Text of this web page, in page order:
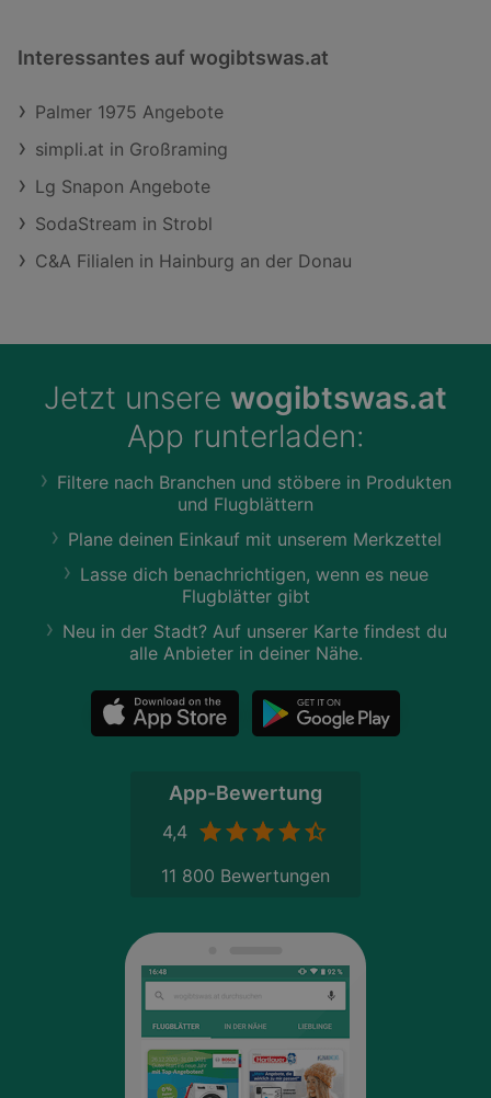
Interessantes auf wogibtswas.at
Palmer 1975 Angebote
simpli.at in Großraming
Lg Snapon Angebote
SodaStream in Strobl
C&A Filialen in Hainburg an der Donau
Jetzt unsere wogibtswas.at
App runterladen:
Filtere nach Branchen und stöbere in Produkten
und Flugblättern
Plane deinen Einkauf mit unserem Merkzettel
Lasse dich benachrichtigen, wenn es neue
Flugblätter gibt
Neu in der Stadt? Auf unserer Karte findest du
alle Anbieter in deiner Nähe.
App-Bewertung
4,4
11 800 Bewertungen